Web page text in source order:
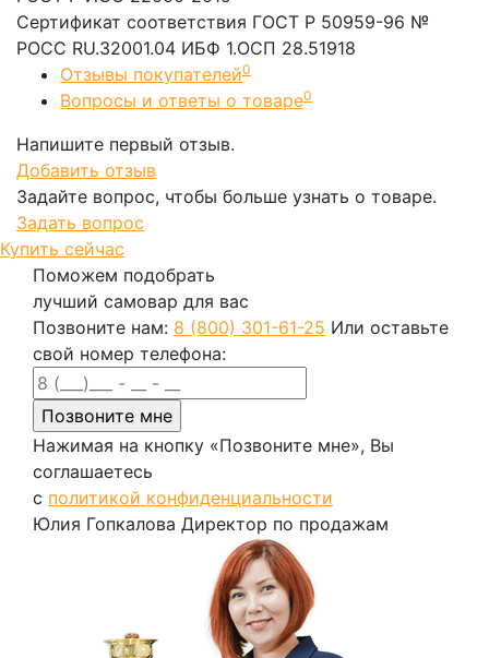
Сертификат соответствия ГОСТ Р 50959-96 №
РОСС RU.32001.04 ИБФ 1.ОСП 28.51918
Отзывы покупателей0
Вопросы и ответы о товаре0
Напишите первый отзыв.
Добавить отзыв
Задайте вопрос, чтобы больше узнать о товаре.
Задать вопрос
Купить сейчас
Поможем подобрать
лучший самовар для вас
Позвоните нам: 8 (800) 301-61-25 Или оставьте
свой номер телефона:
Нажимая на кнопку «Позвоните мне», Вы
соглашаетесь
с политикой конфиденциальности
Юлия Гопкалова Директор по продажам